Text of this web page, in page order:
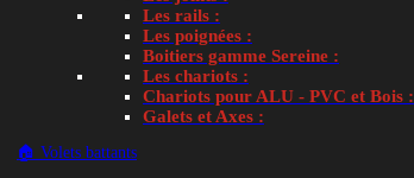
Les rails :
Les poignées :
Boitiers gamme Sereine :
Les chariots :
Chariots pour ALU - PVC et Bois :
Galets et Axes :
🏠 Volets battants